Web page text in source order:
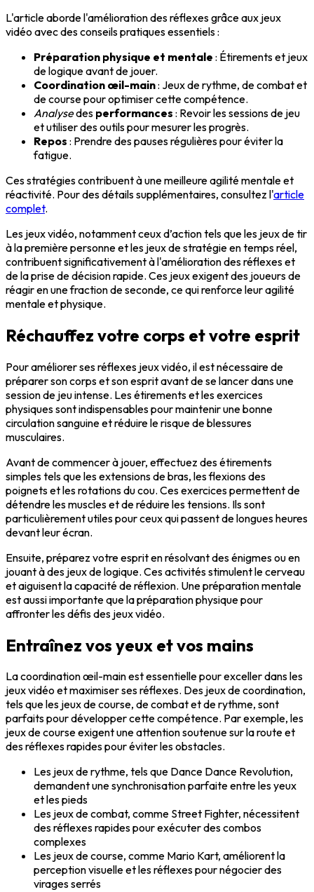
L'article aborde l'amélioration des réflexes grâce aux jeux
vidéo avec des conseils pratiques essentiels :
Préparation physique et mentale : Étirements et jeux
de logique avant de jouer.
Coordination œil-main: Jeux de rythme, de combat et
de course pour optimiser cette compétence.
Analysedes performances : Revoir les sessions de jeu
et utiliser des outils pour mesurer les progrès.
Repos : Prendre des pauses régulières pour éviter la
fatigue.
Ces stratégies contribuent à une meilleure agilité mentale et
réactivité. Pour des détails supplémentaires, consultez l'article
complet.
Les jeux vidéo, notamment ceux d’action tels que les jeux de tir
à la première personne et les jeux de stratégie en temps réel,
contribuent significativement à l'amélioration des réflexes et
de la prise de décision rapide. Ces jeux exigent des joueurs de
réagir en une fraction de seconde, ce qui renforce leur agilité
mentale et physique.
Réchauffez votre corps et votre esprit
Pouraméliorer ses réflexes jeux vidéo, il est nécessaire de
préparer son corps et son esprit avant de se lancer dans une
session de jeu intense. Lesétirementset les exercices
physiques sont indispensables pour maintenir une bonne
circulation sanguine et réduire le risque de blessures
musculaires.
Avant de commencer à jouer, effectuez des étirements
simples tels que les extensions de bras, les flexions des
poignets et les rotations du cou. Ces exercices permettent de
détendre les muscles et de réduire les tensions. Ils sont
particulièrement utiles pour ceux qui passent de longues heures
devant leur écran.
Ensuite, préparez votre esprit en résolvant des énigmes ou en
jouant à des jeux de logique. Ces activités stimulent le cerveau
et aiguisent lacapacité de réflexion. Unepréparation mentale
est aussi importante que la préparation physique pour
affronter les défis des jeux vidéo.
Entraînez vos yeux et vos mains
La coordination œil-main est essentielle pour exceller dans les
jeux vidéo et maximiser ses réflexes. Des jeux de coordination,
tels que les jeux de course, de combat et de rythme, sont
parfaits pour développer cette compétence. Par exemple, les
jeux de course exigent une attention soutenue sur la route et
des réflexes rapides pour éviter les obstacles.
Les jeux de rythme, tels que Dance Dance Revolution,
demandent une synchronisation parfaite entre les yeux
et les pieds
Les jeux de combat, comme Street Fighter, nécessitent
des réflexes rapides pour exécuter des combos
complexes
Les jeux de course, comme Mario Kart, améliorent la
perception visuelle et les réflexes pour négocier des
virages serrés